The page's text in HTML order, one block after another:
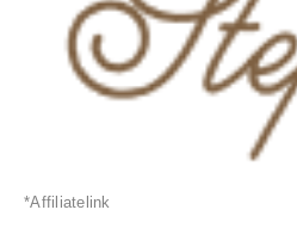
*Affiliatelink